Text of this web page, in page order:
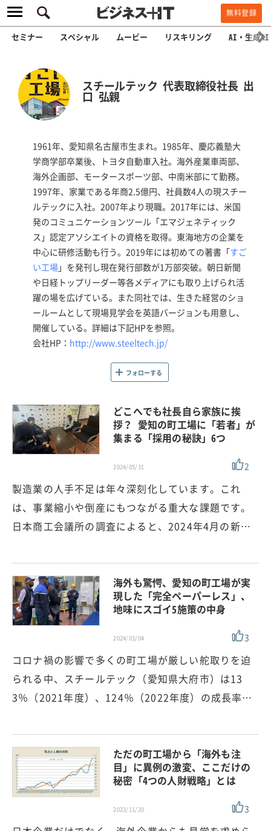
無料登録
セミナー スペシャル ムービー リスキリング AI・生成AI
スチールテック 代表取締役社長 出
口 弘親
1961年、愛知県名古屋市生まれ。1985年、慶応義塾大
学商学部卒業後、トヨタ自動車入社。海外産業車両部、
海外企画部、モータースポーツ部、中南米部にて勤務。
1997年、家業である年商2.5億円、社員数4人の現スチー
ルテックに入社。2007年より現職。2017年には、米国
発のコミュニケーションツール「エマジェネティック
ス」認定アソシエイトの資格を取得。東海地方の企業を
中心に研修活動も行う。2019年には初めての著書「すご
い工場」を発刊し現在発行部数が1万部突破。朝日新聞
や日経トップリーダー等各メディアにも取り上げられ活
躍の場を広げている。また同社では、生きた経営のショ
ールームとして現場見学会を英語バージョンも用意し、
開催している。詳細は下記HPを参照。
会社HP： http://www.steeltech.jp/
フォローする
どこへでも社長自ら家族に挨
拶？ 愛知の町工場に「若者」が
集まる「採用の秘訣」6つ
2024/05/31 2
製造業の人手不足は年々深刻化しています。これ
は、事業縮小や倒産にもつながる重大な課題です。
日本商工会議所の調査によると、2024年4月の新…
海外も驚愕、愛知の町工場が実
現した「完全ペーパーレス」、
地味にスゴイ5施策の中身
2024/03/04 3
コロナ禍の影響で多くの町工場が厳しい舵取りを迫
られる中、スチールテック（愛知県大府市）は13
3％（2021年度）、124％（2022年度）の成長率…
ただの町工場から「海外も注
目」に異例の激変、ここだけの
秘密「4つの人財戦略」とは
2023/11/20 3